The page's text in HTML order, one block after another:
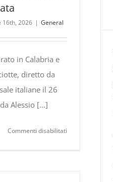
16th, 2026 | General
in Calabria e
diretto da
italiane il 26
Alessio [...]
Commenti disabilitati